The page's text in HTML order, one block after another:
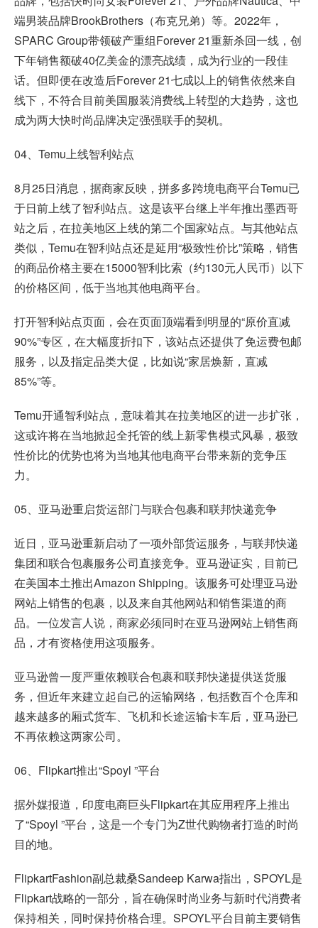
端男装品牌BrookBrothers（布克兄弟）等。2022年，
SPARC Group带领破产重组Forever 21重新杀回一线，创
下年销售额破40亿美金的漂亮战绩，成为行业的一段佳
话。但即便在改造后Forever 21七成以上的销售依然来自
线下，不符合目前美国服装消费线上转型的大趋势，这也
成为两大快时尚品牌决定强强联手的契机。
04、 Temu上线智利站点
8月25日消息，据商家反映，拼多多跨境电商平台Temu已
于日前上线了智利站点。这是该平台继上半年推出墨西哥
站之后，在拉美地区上线的第二个国家站点。与其他站点
类似，Temu在智利站点还是延用“极致性价比”策略，销售
的商品价格主要在15000智利比索（约130元人民币）以下
的价格区间，低于当地其他电商平台。
打开智利站点页面，会在页面顶端看到明显的“原价直减
90%”专区，在大幅度折扣下，该站点还提供了免运费包邮
服务，以及指定品类大促，比如说“家居焕新，直减
85%”等。
Temu开通智利站点，意味着其在拉美地区的进一步扩张，
这或许将在当地掀起全托管的线上新零售模式风暴，极致
性价比的优势也将为当地其他电商平台带来新的竞争压
力。
05、亚马逊重启货运部门与联合包裹和联邦快递竞争
近日，亚马逊重新启动了一项外部货运服务，与联邦快递
集团和联合包裹服务公司直接竞争。亚马逊证实，目前已
在美国本土推出Amazon Shipping。该服务可处理亚马逊
网站上销售的包裹，以及来自其他网站和销售渠道的商
品。一位发言人说，商家必须同时在亚马逊网站上销售商
品，才有资格使用这项服务。
亚马逊曾一度严重依赖联合包裹和联邦快递提供送货服
务，但近年来建立起自己的运输网络，包括数百个仓库和
越来越多的厢式货车、飞机和长途运输卡车后，亚马逊已
不再依赖这两家公司。
06、Flipkart推出“Spoyl ”平台
据外媒报道，印度电商巨头Flipkart在其应用程序上推出
了“Spoyl ”平台，这是一个专门为Z世代购物者打造的时尚
目的地。
FlipkartFashion副总裁桑Sandeep Karwa指出，SPOYL是
Flipkart战略的一部分，旨在确保时尚业务与新时代消费者
保持相关，同时保持价格合理。SPOYL平台目前主要销售